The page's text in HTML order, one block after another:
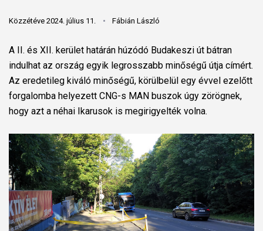
Közzétéve 2024. július 11. Fábián László
A II. és XII. kerület határán húzódó Budakeszi út bátran
indulhat az ország egyik legrosszabb minőségű útja címért.
Az eredetileg kiváló minőségű, körülbelül egy évvel ezelőtt
forgalomba helyezett CNG-s MAN buszok úgy zörögnek,
hogy azt a néhai Ikarusok is megirigyelték volna.